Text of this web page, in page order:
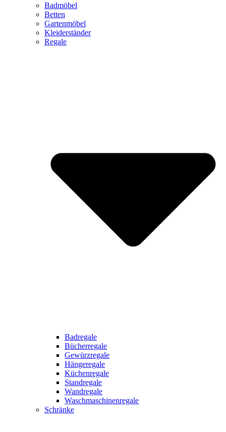
Badmöbel
Betten
Gartenmöbel
Kleiderständer
Regale
Badregale
Bücherregale
Gewürzregale
Hängeregale
Küchenregale
Standregale
Wandregale
Waschmaschinenregale
Schränke